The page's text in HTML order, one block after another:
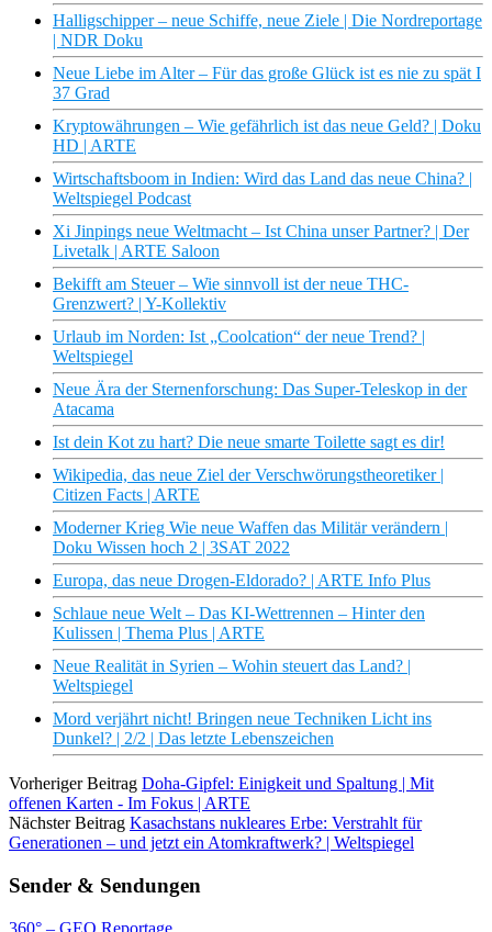
Halligschipper – neue Schiffe, neue Ziele | Die Nordreportage
| NDR Doku
Neue Liebe im Alter – Für das große Glück ist es nie zu spät I
37 Grad
Kryptowährungen – Wie gefährlich ist das neue Geld? | Doku
HD | ARTE
Wirtschaftsboom in Indien: Wird das Land das neue China? |
Weltspiegel Podcast
Xi Jinpings neue Weltmacht – Ist China unser Partner? | Der
Livetalk | ARTE Saloon
Bekifft am Steuer – Wie sinnvoll ist der neue THC-
Grenzwert? | Y-Kollektiv
Urlaub im Norden: Ist „Coolcation“ der neue Trend? |
Weltspiegel
Neue Ära der Sternenforschung: Das Super-Teleskop in der
Atacama
Ist dein Kot zu hart? Die neue smarte Toilette sagt es dir!
Wikipedia, das neue Ziel der Verschwörungstheoretiker |
Citizen Facts | ARTE
Moderner Krieg Wie neue Waffen das Militär verändern |
Doku Wissen hoch 2 | 3SAT 2022
Europa, das neue Drogen-Eldorado? | ARTE Info Plus
Schlaue neue Welt – Das KI-Wettrennen – Hinter den
Kulissen | Thema Plus | ARTE
Neue Realität in Syrien – Wohin steuert das Land? |
Weltspiegel
Mord verjährt nicht! Bringen neue Techniken Licht ins
Dunkel? | 2/2 | Das letzte Lebenszeichen
Vorheriger Beitrag Doha-Gipfel: Einigkeit und Spaltung | Mit
offenen Karten - Im Fokus | ARTE
Nächster Beitrag Kasachstans nukleares Erbe: Verstrahlt für
Generationen – und jetzt ein Atomkraftwerk? | Weltspiegel
Sender & Sendungen
360° – GEO Reportage